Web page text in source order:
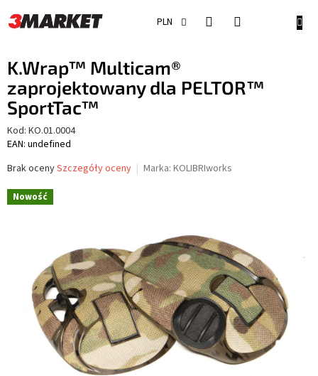
do
treści
PLN
K.Wrap™ Multicam®
zaprojektowany dla PELTOR™
SportTac™
Kod: KO.01.0004
EAN: undefined
Średnia
produktu
wynosi
gwiazdek.
Brak ocenySzczegóły oceny Marka: KOLIBRIworks
Nowość